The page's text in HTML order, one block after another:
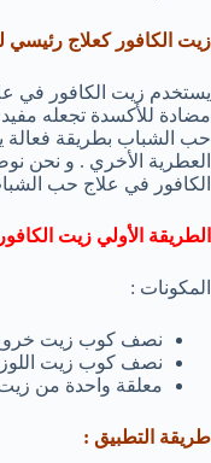
زيت الكافور كعلاج
يستخدم زيت الكافور في
مضادة للأكسدة تجعله
حب الشباب بطريقة فعالة
العطرية الأخري . و نحن
الكافور في علاج حب
الطريقة الأولي زيت
المكونات :
نصف كوب زيت
نصف كوب زيت
معلقة واحدة من زيت
طريقة التطبيق :